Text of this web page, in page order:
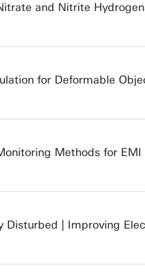
and Nitrite
for Deformable
Methods for
Disturbed | Improving